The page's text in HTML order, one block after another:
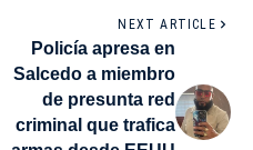
NEXT ARTICLE
Policía apresa en
Salcedo a miembro
de presunta red
criminal que trafica